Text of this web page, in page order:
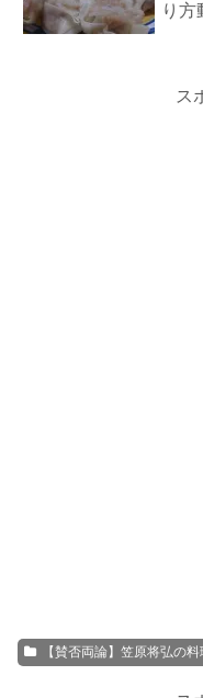
り
ス
【賛否両論】笠原将弘の